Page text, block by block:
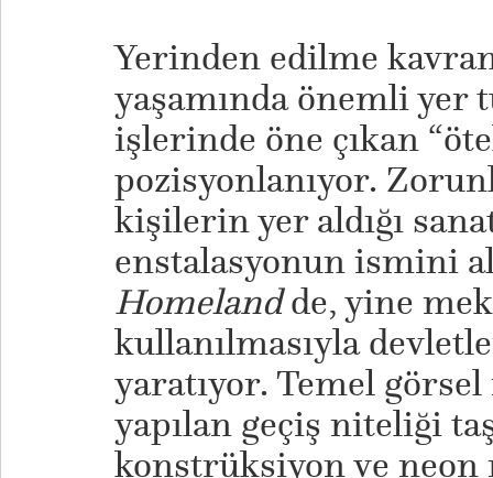
​Yerinden edilme
yaşamında önemli yer
işlerinde öne çıkan
pozisyonlanıyor.
kişilerin yer aldığı
enstalasyonun ismini
Homelandde, yine
kullanılmasıyla
yaratıyor. Temel
yapılan geçiş niteliği
konstrüksiyon ve neon